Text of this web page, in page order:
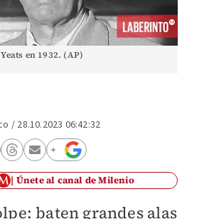
en 1932. (AP)
/ 28.10.2023 06:42:32
Únete al canal de Milenio
baten grandes alas